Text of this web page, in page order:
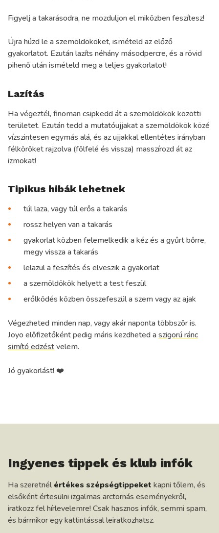
Figyelj a takarásodra, ne mozduljon el miközben feszítesz!
Újra húzd le a szemöldököket, ismételd az előző
gyakorlatot. Ezután lazíts néhány másodpercre, és a rövid
pihenő után ismételd meg a teljes gyakorlatot!
Lazítás
Ha végeztél, finoman csipkedd át a szemöldökök közötti
területet. Ezután tedd a mutatóujjakat a szemöldökök közé
vízszintesen egymás alá, és az ujjakkal ellentétes irányban
félköröket rajzolva (fölfelé és vissza) masszírozd át az
izmokat!
Tipikus hibák lehetnek
túl laza, vagy túl erős a takarás
rossz helyen van a takarás
gyakorlat közben felemelkedik a kéz és a gyűrt bőrre,
megy vissza a takarás
lelazul a feszítés és elveszik a gyakorlat
a szemöldökök helyett a test feszül
erőlködés közben összefeszül a szem vagy az ajak
Végezheted minden nap, vagy akár naponta többször is.
Joyo előfizetőként pedig máris kezdheted aszigorú ránc
simító edzéstvelem.
Jó gyakorlást! ❤️
Ingyenes tippek és klub infók
Ha szeretnélértékes szépségtippeket kapni tőlem, és
elsőként értesülni izgalmas arctornás eseményekről,
iratkozz fel hírlevelemre! Csak hasznos infók, semmi spam,
és bármikor egy kattintással leiratkozhatsz.